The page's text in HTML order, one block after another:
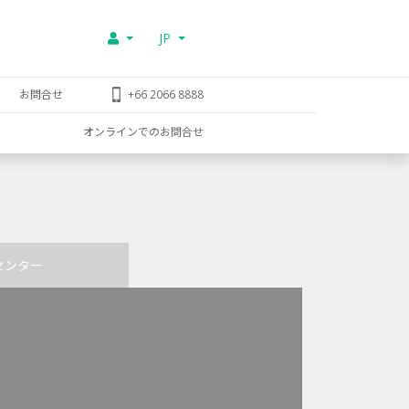
JP
お問合せ +66 2066 8888
オンラインでのお問合せ
ンター